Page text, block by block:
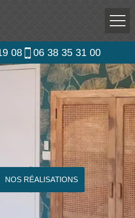
08 06 38 35 31 00
NOS RÉALISATIONS